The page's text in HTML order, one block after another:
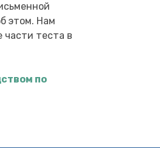
этом. Нам
части теста в
по